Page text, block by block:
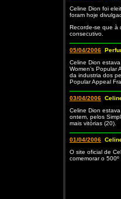
Celine Dion foi
foram hoje
Recorde-se que à
consecutivo.
05/04/2006
Celine Dion
Women’s
da industria dos
Popular Appeal
03/04/2006
Celine Dion
ontem, pelos
mais vitórias (20).
01/04/2006
O site oficial de
comemorar o